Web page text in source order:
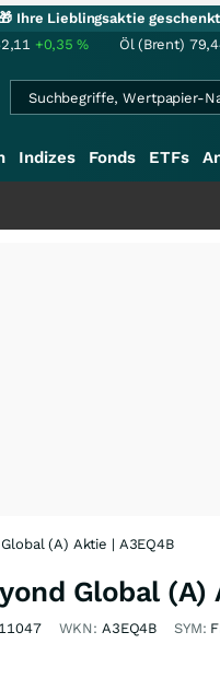
Ihre Lieblingsaktie
+0,35% Öl (Brent)
Indizes Fonds ETFs
(A) Aktie | A3EQ4B
Global (A)
WKN: A3EQ4B SYM: